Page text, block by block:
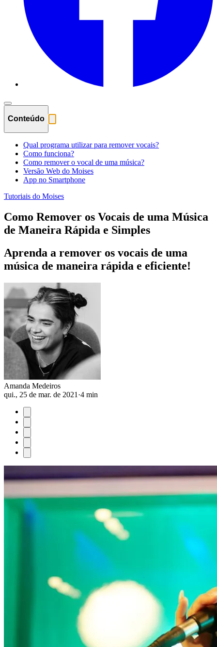
Conteúdo
Qual programa utilizar para remover vocais?
Como funciona?
Como remover o vocal de uma música?
Versão Web do Moises
App no Smartphone
Tutoriais do Moises
Como Remover os Vocais de uma Música
de Maneira Rápida e Simples
Aprenda a remover os vocais de uma
música de maneira rápida e eficiente!
Amanda Medeiros
qui., 25 de mar. de 2021 ·4 min